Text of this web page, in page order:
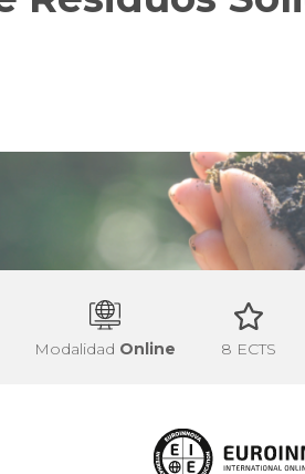
Modalidad Online 8 ECTS